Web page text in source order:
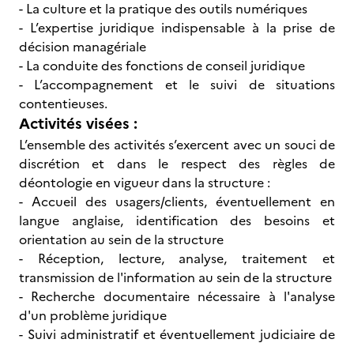
- La culture et la pratique des outils numériques
- L’expertise juridique indispensable à la prise de
décision managériale
- La conduite des fonctions de conseil juridique
- L’accompagnement et le suivi de situations
contentieuses.
Activités visées :
L’ensemble des activités s’exercent avec un souci de
discrétion et dans le respect des règles de
déontologie en vigueur dans la structure :
- Accueil des usagers/clients, éventuellement en
langue anglaise, identification des besoins et
orientation au sein de la structure
- Réception, lecture, analyse, traitement et
transmission de l'information au sein de la structure
- Recherche documentaire nécessaire à l'analyse
d'un problème juridique
- Suivi administratif et éventuellement judiciaire de